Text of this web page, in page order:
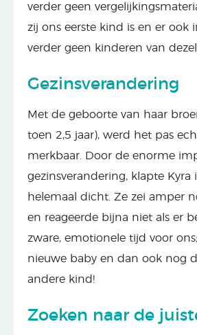
verder geen
zij ons eerste kind is en er ook
verder geen kinderen van
Gezinsverandering
Met de geboorte van haar
toen 2,5 jaar), werd het pas
merkbaar. Door de enorme
gezinsverandering, klapte Kyra
helemaal dicht. Ze zei amper
en reageerde bijna niet als er
zware, emotionele tijd voor
nieuwe baby en dan ook nog
andere kind!
Zoeken naar de